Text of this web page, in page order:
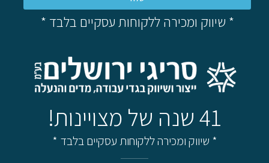
* שיווק ומכירה ללקוחות עסקיים בלבד *
41 שנה של מצויינות!
* שיווק ומכירה ללקוחות עסקיים בלבד *